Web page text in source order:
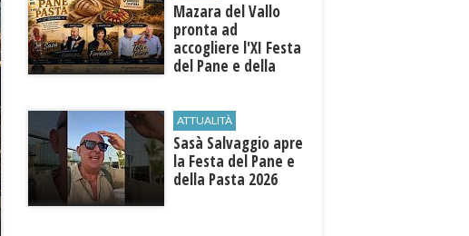
Mazara del Vallo
pronta ad
accogliere l'XI Festa
del Pane e della
ATTUALITÀ
Sasà Salvaggio apre
la Festa del Pane e
della Pasta 2026